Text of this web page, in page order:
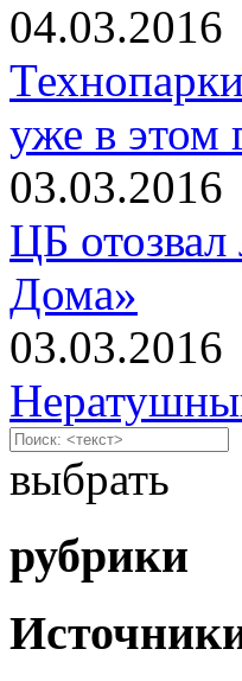
04.03.2016
уже в этом
03.03.2016
ЦБ отозвал
Дома»
03.03.2016
выбрать
рубрики